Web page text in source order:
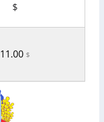
$
11.00 $